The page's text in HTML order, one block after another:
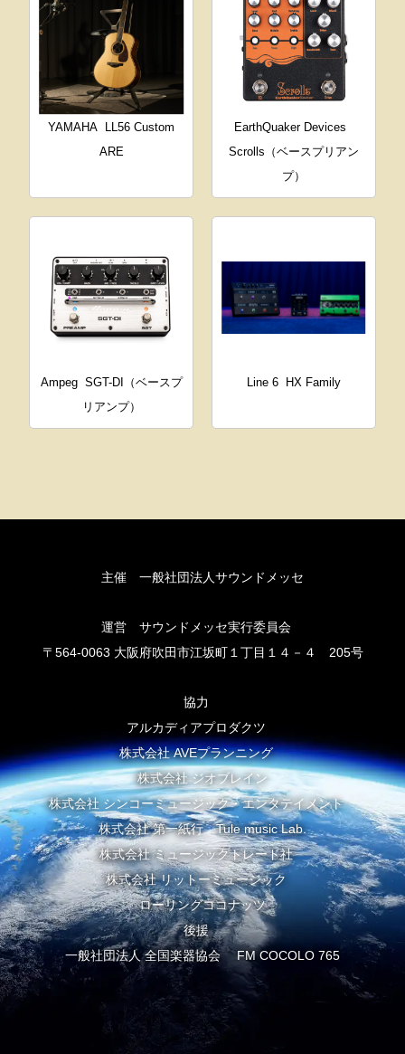
YAMAHA LL56 Custom
ARE
EarthQuaker Devices
Scrolls（ベースプリアン
プ）
Ampeg SGT-DI（ベースプ
リアンプ）
Line 6 HX Family
主催 一般社団法人サウンドメッセ
運営 サウンドメッセ実行委員会
〒564-0063 大阪府吹田市江坂町１丁目１４－４ 205号
協力
アルカディアプロダクツ
株式会社 AVEプランニング
株式会社 ジオブレイン
株式会社 シンコーミュージック・エンタテイメント
株式会社 第一紙行 Tule music Lab.
株式会社 ミュージックトレード社
株式会社 リットーミュージック
ローリングココナッツ
後援
一般社団法人 全国楽器協会 FM COCOLO 765